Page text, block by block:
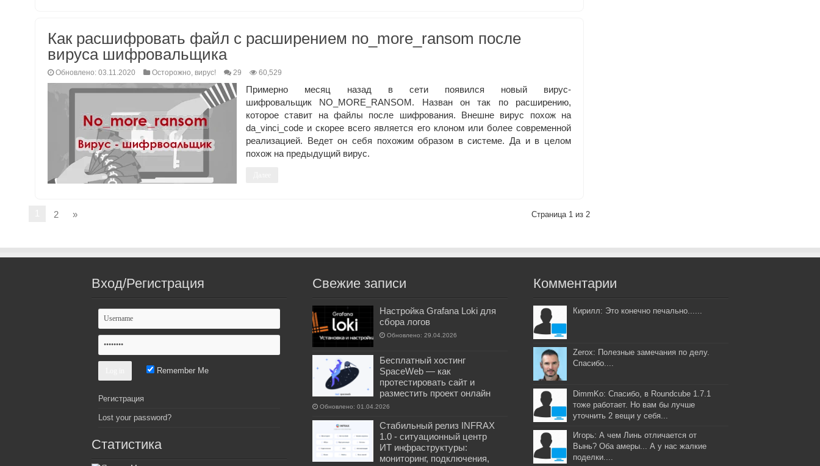
Как расшифровать файл с расширением no_more_ransom после
вируса шифровальщика
Обновлено: 03.11.2020 Осторожно, вирус! 29 60,529
Примерно месяц назад в сети появился новый вирус-
шифровальщик NO_MORE_RANSOM. Назван он так по расширению,
которое ставит на файлы после шифрования. Внешне вирус похож на
da_vinci_code и скорее всего является его клоном или более современной
реализацией. Ведет он себя похожим образом в системе. Да и в целом
похож на предыдущий вирус.
Страница 1 из 2
2 »
Вход/Регистрация
Remember Me
Регистрация
Lost your password?
Статистика
Свежие записи
Настройка Grafana Loki для
сбора логов
Обновлено: 29.04.2026
Бесплатный хостинг
SpaceWeb — как
протестировать сайт и
разместить проект онлайн
Обновлено: 01.04.2026
Стабильный релиз INFRAX
1.0 - ситуационный центр
ИТ инфраструктуры:
мониторинг, подключения,
Комментарии
Кирилл: Это конечно печально......
Zerox: Полезные замечания по делу.
Спасибо....
DimmKo: Спасибо, в Roundcube 1.7.1
тоже работает. Но вам бы лучше
уточнить 2 вещи у себя...
Игорь: А чем Линь отличается от
Вынь? Оба амеры... А у нас жалкие
поделки....